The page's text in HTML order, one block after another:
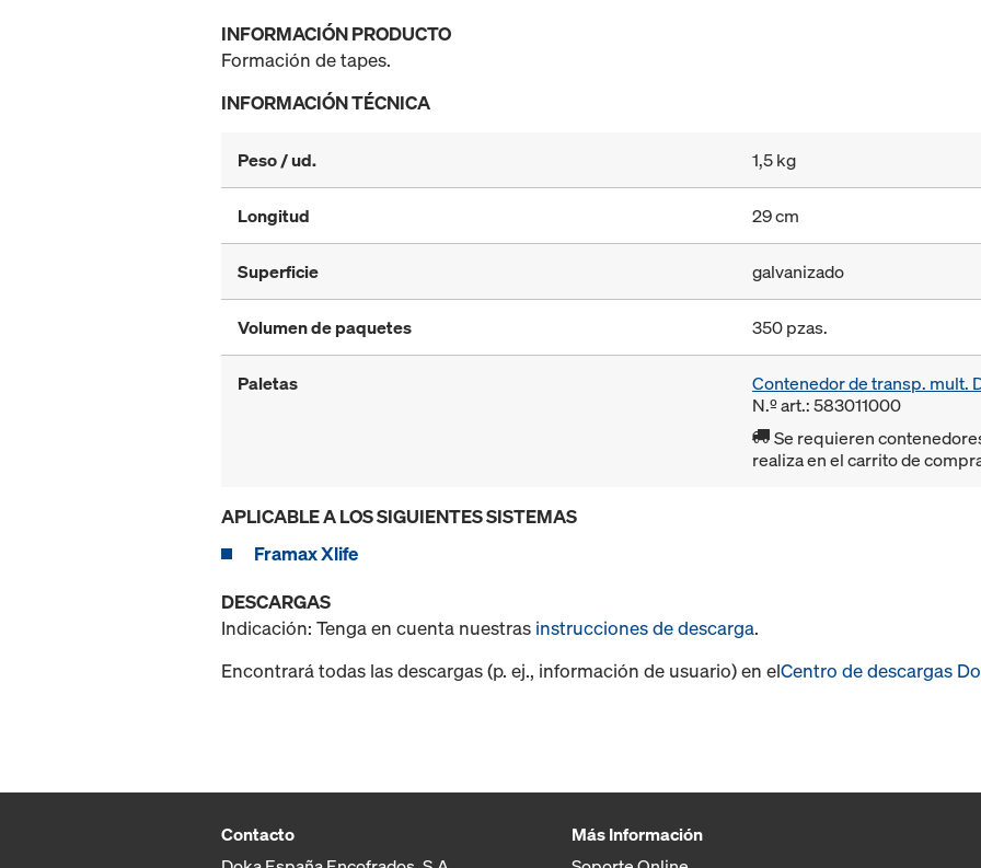
INFORMACIÓN PRODUCTO
Formación de tapes.
INFORMACIÓN TÉCNICA
Peso / ud. 1,5 kg
Longitud 29 cm
Superficie galvanizado
Volumen de paquetes 350 pzas.
Paletas
Contenedor de transp. mult.
N.º art.: 583011000
Se requieren
realiza en el carrito de
APLICABLE A LOS SIGUIENTES SISTEMAS
Framax Xlife
DESCARGAS
Indicación: Tenga en cuenta nuestras instrucciones de descarga.
Encontrará todas las descargas (p. ej., información de usuario) en elCentro de descargas
Contacto
Más Información